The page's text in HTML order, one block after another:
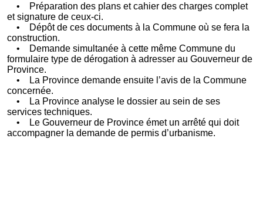
• Préparation des plans et cahier des charges complet
et signature de ceux-ci.
• Dépôt de ces documents à la Commune où se fera la
construction.
• Demande simultanée à cette même Commune du
formulaire type de dérogation à adresser au Gouverneur de
Province.
• La Province demande ensuite l’avis de la Commune
concernée.
• La Province analyse le dossier au sein de ses
services techniques.
• Le Gouverneur de Province émet un arrêté qui doit
accompagner la demande de permis d’urbanisme.